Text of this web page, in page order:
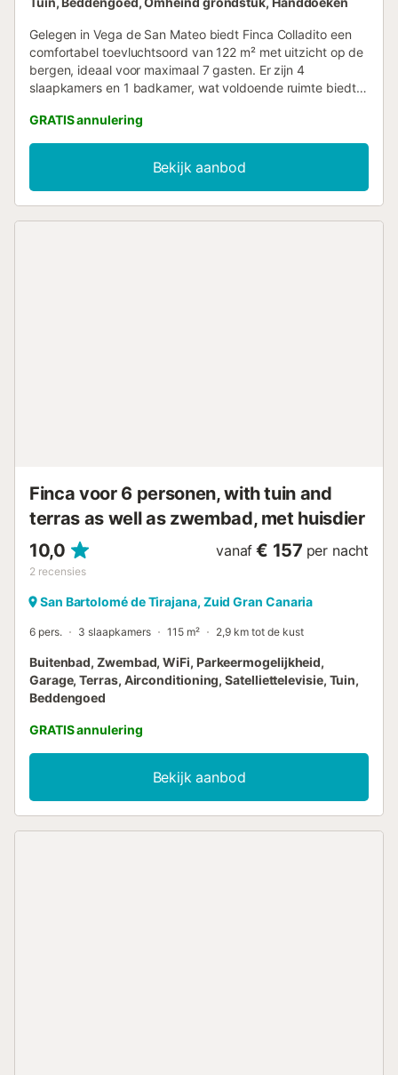
Gelegen in Vega de San Mateo biedt Finca Colladito een
comfortabel toevluchtsoord van 122 m² met uitzicht op de
bergen, ideaal voor maximaal 7 gasten. Er zijn 4
slaapkamers en 1 badkamer, wat voldoende ruimte biedt
uitgerust zodat jullie zelf maaltijden kunnen bereiden
tijdens het verblijf. Tot de voorzieningen behoren Wi-Fi, tv,
ventilator, wasmachine, droger en een kinderbedje voor
gezinnen met baby's. Jullie kunnen genieten van een
privétuin, zowel overdekte als open terrassen, en een
GRATIS annulering
Bekijk aanbod
Finca voor 6 personen, with tuin and
terras as well as zwembad, met huisdier
10,0
2 recensies
vanaf € 157 per nacht
San Bartolomé de Tirajana, Zuid Gran Canaria
6 pers. 3 slaapkamers 115 m² 2,9 km tot de kust
Buitenbad, Zwembad, WiFi, Parkeermogelijkheid,
Garage, Terras, Airconditioning, Satelliettelevisie, Tuin,
Beddengoed
GRATIS annulering
Bekijk aanbod